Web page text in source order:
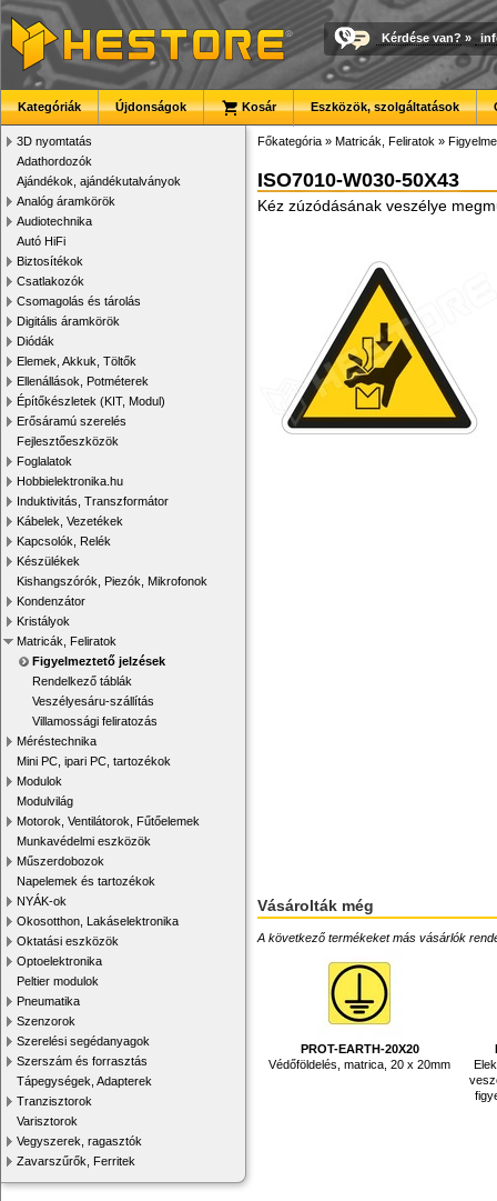
Kérdése van? »
Kategóriák Újdonságok Kosár Eszközök, szolgáltatások
3D nyomtatás
Adathordozók
Ajándékok, ajándékutalványok
Analóg áramkörök
Audiotechnika
Autó HiFi
Biztosítékok
Csatlakozók
Csomagolás és tárolás
Digitális áramkörök
Diódák
Elemek, Akkuk, Töltők
Ellenállások, Potméterek
Építőkészletek (KIT, Modul)
Erősáramú szerelés
Fejlesztőeszközök
Foglalatok
Hobbielektronika.hu
Induktivitás, Transzformátor
Kábelek, Vezetékek
Kapcsolók, Relék
Készülékek
Kishangszórók, Piezók, Mikrofonok
Kondenzátor
Kristályok
Matricák, Feliratok
Figyelmeztető jelzések
Rendelkező táblák
Veszélyesáru-szállítás
Villamossági feliratozás
Méréstechnika
Mini PC, ipari PC, tartozékok
Modulok
Modulvilág
Motorok, Ventilátorok, Fűtőelemek
Munkavédelmi eszközök
Műszerdobozok
Napelemek és tartozékok
NYÁK-ok
Okosotthon, Lakáselektronika
Oktatási eszközök
Optoelektronika
Peltier modulok
Pneumatika
Szenzorok
Szerelési segédanyagok
Szerszám és forrasztás
Tápegységek, Adapterek
Tranzisztorok
Varisztorok
Vegyszerek, ragasztók
Zavarszűrők, Ferritek
Főkategória » Matricák, Feliratok »
ISO7010-W030-50X43
Kéz zúzódásának veszélye
Vásárolták még
A következő termékeket más vásárlók
PROT-EARTH-20X20
Védőföldelés, matrica, 20 x 20mm